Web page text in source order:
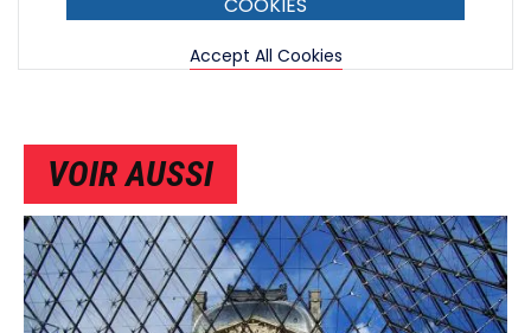
Accept All Cookies
VOIR AUSSI
IMAGE